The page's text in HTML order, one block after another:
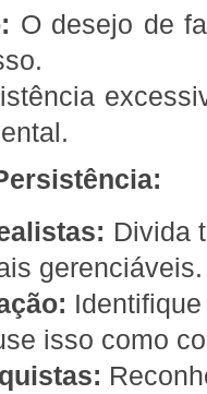
O desejo de
Divida
gerenciáveis.
isso como